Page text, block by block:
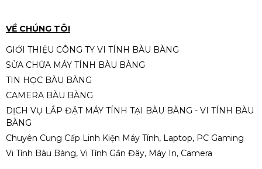
VỀ CHÚNG TÔI
GIỚI THIỆU CÔNG TY VI TÍNH BÀU BÀNG
SỬA CHỮA MÁY TÍNH BÀU BÀNG
TIN HỌC BÀU BÀNG
CAMERA BÀU BÀNG
DỊCH VỤ LẮP ĐẶT MÁY TÍNH TẠI BÀU BÀNG - VI TÍNH BÀU
BÀNG
Chuyên Cung Cấp Linh Kiện Máy Tính, Laptop, PC Gaming
Vi Tính Bàu Bàng, Vi Tính Gần Đây, Máy In, Camera